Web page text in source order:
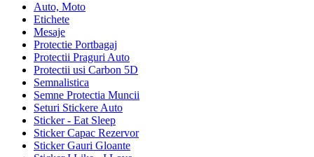
Auto, Moto
Etichete
Mesaje
Protectie Portbagaj
Protectii Praguri Auto
Protectii usi Carbon 5D
Semnalistica
Semne Protectia Muncii
Seturi Stickere Auto
Sticker - Eat Sleep
Sticker Capac Rezervor
Sticker Gauri Gloante